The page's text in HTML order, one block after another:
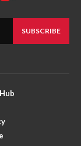
SUBSCRIBE